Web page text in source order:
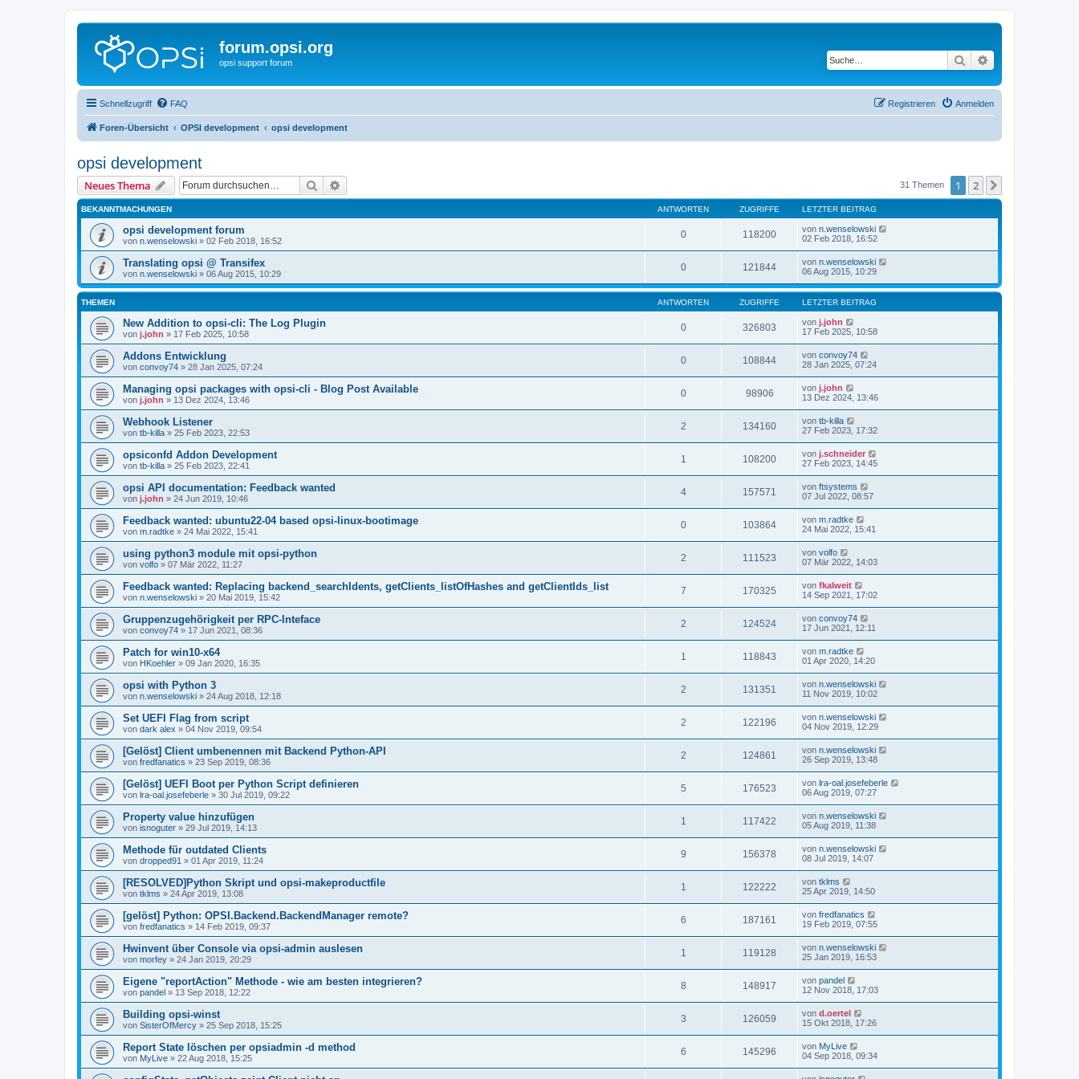
forum.opsi.org
opsi support forum Suche
Schnellzugriff FAQ Anmelden
Registrieren
Foren-Übersicht OPSI development opsi development
opsi development
Neues Thema Suche 31 Themen 1 2
BEKANNTMACHUNGEN ANTWORTEN ZUGRIFFE LETZTER BEITRAG
opsi development forum
von n.wenselowski » 02 Feb 2018, 16:52
0 118200 von n.wenselowski
02 Feb 2018, 16:52
Translating opsi @ Transifex
von n.wenselowski » 06 Aug 2015, 10:29
0 121844 von n.wenselowski
06 Aug 2015, 10:29
THEMEN ANTWORTEN ZUGRIFFE LETZTER BEITRAG
New Addition to opsi-cli: The Log Plugin
von j.john » 17 Feb 2025, 10:58
0 326803 von j.john
17 Feb 2025, 10:58
Addons Entwicklung
von convoy74 » 28 Jan 2025, 07:24
0 108844 von convoy74
28 Jan 2025, 07:24
Managing opsi packages with opsi-cli - Blog Post Available
von j.john » 13 Dez 2024, 13:46
0 98906 von j.john
13 Dez 2024, 13:46
Webhook Listener
von tb-killa » 25 Feb 2023, 22:53
2 134160 von tb-killa
27 Feb 2023, 17:32
opsiconfd Addon Development
von tb-killa » 25 Feb 2023, 22:41
1 108200 von j.schneider
27 Feb 2023, 14:45
opsi API documentation: Feedback wanted
von j.john » 24 Jun 2019, 10:46
4 157571 von ftsystems
07 Jul 2022, 08:57
Feedback wanted: ubuntu22-04 based opsi-linux-bootimage
von m.radtke » 24 Mai 2022, 15:41
0 103864 von m.radtke
24 Mai 2022, 15:41
using python3 module mit opsi-python
von volfo » 07 Mär 2022, 11:27
2 111523 von volfo
07 Mär 2022, 14:03
Feedback wanted: Replacing backend_searchIdents, getClients_listOfHashes and getClientIds_list
von n.wenselowski » 20 Mai 2019, 15:42
7 170325 von fkalweit
14 Sep 2021, 17:02
Gruppenzugehörigkeit per RPC-Inteface
von convoy74 » 17 Jun 2021, 08:36
2 124524 von convoy74
17 Jun 2021, 12:11
Patch for win10-x64
von HKoehler » 09 Jan 2020, 16:35
1 118843 von m.radtke
01 Apr 2020, 14:20
opsi with Python 3
von n.wenselowski » 24 Aug 2018, 12:18
2 131351 von n.wenselowski
11 Nov 2019, 10:02
Set UEFI Flag from script
von dark alex » 04 Nov 2019, 09:54
2 122196 von n.wenselowski
04 Nov 2019, 12:29
[Gelöst] Client umbenennen mit Backend Python-API
von fredfanatics » 23 Sep 2019, 08:36
2 124861 von n.wenselowski
26 Sep 2019, 13:48
[Gelöst] UEFI Boot per Python Script definieren
von lra-oal.josefeberle » 30 Jul 2019, 09:22
5 176523 von lra-oal.josefeberle
06 Aug 2019, 07:27
Property value hinzufügen
von isnoguter » 29 Jul 2019, 14:13
1 117422 von n.wenselowski
05 Aug 2019, 11:38
Methode für outdated Clients
von dropped91 » 01 Apr 2019, 11:24
9 156378 von n.wenselowski
08 Jul 2019, 14:07
[RESOLVED]Python Skript und opsi-makeproductfile
von tklms » 24 Apr 2019, 13:08
1 122222 von tklms
25 Apr 2019, 14:50
[gelöst] Python: OPSI.Backend.BackendManager remote?
von fredfanatics » 14 Feb 2019, 09:37
6 187161 von fredfanatics
19 Feb 2019, 07:55
Hwinvent über Console via opsi-admin auslesen
von morfey » 24 Jan 2019, 20:29
1 119128 von n.wenselowski
25 Jan 2019, 16:53
Eigene "reportAction" Methode - wie am besten integrieren?
von pandel » 13 Sep 2018, 12:22
8 148917 von pandel
12 Nov 2018, 17:03
Building opsi-winst
von SisterOfMercy » 25 Sep 2018, 15:25
3 126059 von d.oertel
15 Okt 2018, 17:26
Report State löschen per opsiadmin -d method
von MyLive » 22 Aug 2018, 15:25
6 145296 von MyLive
04 Sep 2018, 09:34